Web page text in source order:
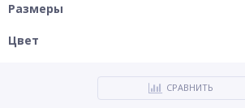
Размеры
Цвет
СРАВНИТЬ